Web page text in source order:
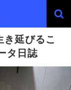
き延びるこ
タ日誌